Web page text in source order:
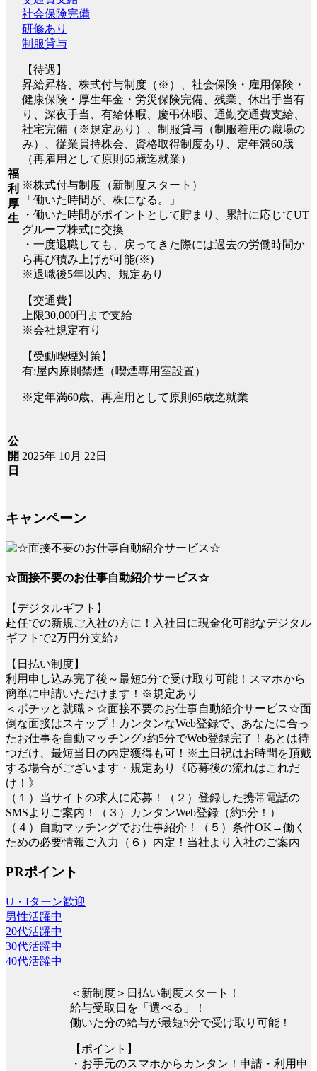
福
利
厚
生
社会保険完備
研修あり
制服貸与
【待遇】
昇給昇格、株式付与制度（※）、社会保険・雇用保険・
健康保険・厚生年金・労災保険完備、残業、休出手当有
り、深夜手当、有給休暇、慶弔休暇、通勤交通費支給、
社宅完備（※規定あり）、制服貸与（制服着用の職場の
み）、従業員持株会、資格取得制度あり、定年満60歳
（再雇用として原則65歳迄就業）
※株式付与制度（新制度スタート）
「働いた時間が、株になる。」
・働いた時間がポイントとして貯まり、累計に応じてUT
グループ株式に交換
・一度退職しても、戻ってきた際には過去の労働時間か
ら再び積み上げが可能(※)
※退職後5年以内、規定あり
【交通費】
上限30,000円まで支給
※会社規定有り
【受動喫煙対策】
有:屋内原則禁煙（喫煙専用室設置）
※定年満60歳、再雇用として原則65歳迄就業
公
開
日
2025年 10月 22日
キャンペーン
☆面接不要のお仕事自動紹介サービス☆
【デジタルギフト】
赴任での新規ご入社の方に！入社日に現金化可能なデジタル
ギフトで2万円分支給♪
【日払い制度】
利用申し込み完了後～最短5分で受け取り可能！スマホから
簡単に申請いただけます！※規定あり
＜ポチッと就職＞☆面接不要のお仕事自動紹介サービス☆面
倒な面接はスキップ！カンタンなWeb登録で、あなたに合っ
たお仕事を自動マッチング♪約5分でWeb登録完了！あとは待
つだけ、最短当日の内定獲得も可！※土日祝はお時間を頂戴
する場合がございます・規定あり《応募後の流れはこれだ
け！》
（１）当サイトの求人に応募！（２）登録した携帯電話の
SMSよりご案内！（３）カンタンWeb登録（約5分！）
（４）自動マッチングでお仕事紹介！（５）条件OK→働く
ための必要情報ご入力（６）内定！当社より入社のご案内
PRポイント
U・Iターン歓迎
男性活躍中
20代活躍中
30代活躍中
40代活躍中
＜新制度＞日払い制度スタート！
給与受取日を「選べる」！
働いた分の給与が最短5分で受け取り可能！
【ポイント】
・お手元のスマホからカンタン！申請・利用申